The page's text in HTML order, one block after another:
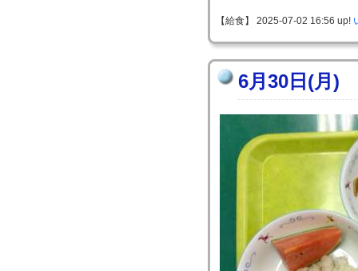
【給食】 2025-07-02 16:56 up!
6月30日(月)